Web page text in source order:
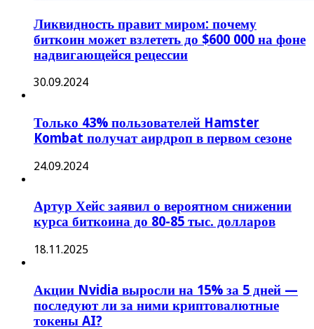
Ликвидность правит миром: почему
биткоин может взлететь до $600 000 на фоне
надвигающейся рецессии
30.09.2024
Только 43% пользователей Hamster
Kombat получат аирдроп в первом сезоне
24.09.2024
Артур Хейс заявил о вероятном снижении
курса биткоина до 80-85 тыс. долларов
18.11.2025
Акции Nvidia выросли на 15% за 5 дней —
последуют ли за ними криптовалютные
токены AI?